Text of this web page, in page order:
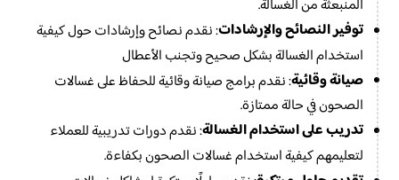
المنبعثة من الغسالة.
توفير النصائح والإرشادات: نقدم نصائح وإرشادات حول كيفية
استخدام الغسالة بشكل صحيح وتجنب الأعطال
صيانة وقائية: نقدم برامج صيانة وقائية للحفاظ على غسالات
الصحون في حالة ممتازة.
تدريب على استخدام الغسالة: نقدم دورات تدريبية للعملاء
لتعليمهم كيفية استخدام غسالات الصحون بكفاءة.